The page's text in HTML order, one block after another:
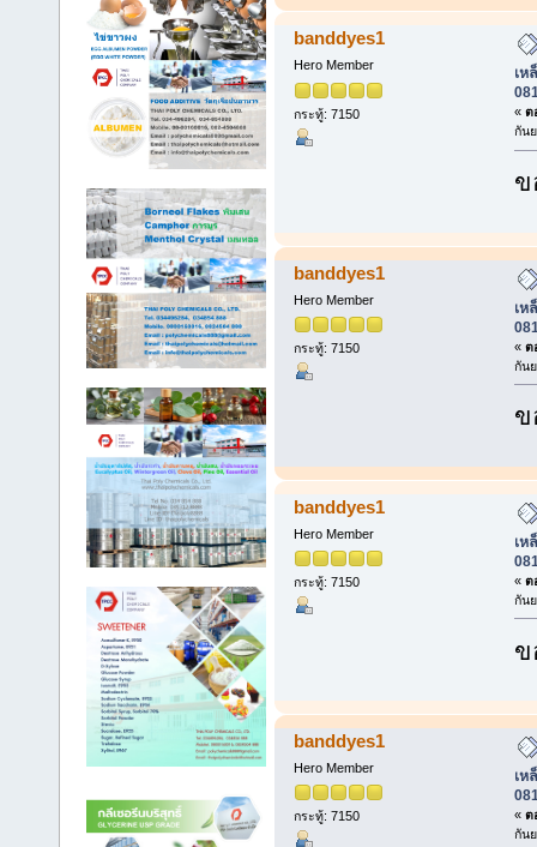
banddyes1
Hero Member
กระทู้: 7150
เห
« ต
กัน
ข
banddyes1
Hero Member
กระทู้: 7150
เห
« ต
กัน
ข
banddyes1
Hero Member
กระทู้: 7150
เห
« ต
กัน
ข
banddyes1
Hero Member
กระทู้: 7150
เห
« ต
กัน